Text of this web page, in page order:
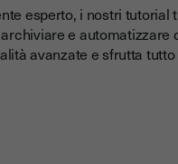
esperto, i nostri tutorial
e automatizzare
avanzate e sfrutta